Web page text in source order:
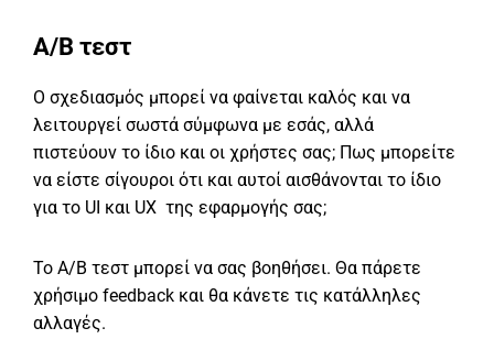
A/B τεστ
Ο σχεδιασμός μπορεί να φαίνεται καλός και να
λειτουργεί σωστά σύμφωνα με εσάς, αλλά
πιστεύουν το ίδιο και οι χρήστες σας; Πως μπορείτε
να είστε σίγουροι ότι και αυτοί αισθάνονται το ίδιο
για το UI και UX της εφαρμογής σας;
Το Α/Β τεστ μπορεί να σας βοηθήσει. Θα πάρετε
χρήσιμο feedback και θα κάνετε τις κατάλληλες
αλλαγές.